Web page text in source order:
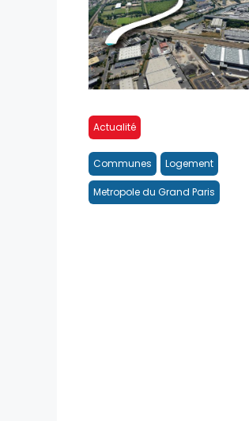
Actualité
Communes Logement
Metropole du Grand Paris